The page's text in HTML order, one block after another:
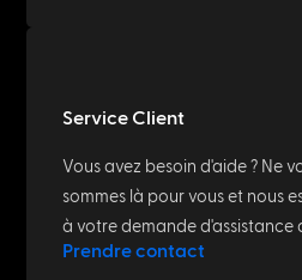
Service Client
Vous avez besoin d'aide ? Ne
sommes là pour vous et nous
à votre demande d'assistance
Prendre contact